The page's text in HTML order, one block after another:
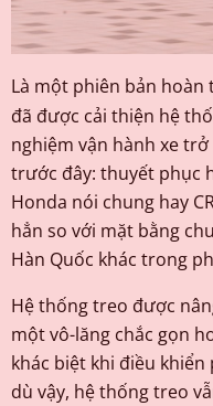
Là một phiên bản hoàn
đã được cải thiện hệ
nghiệm vận hành xe
trước đây: thuyết phục
Honda nói chung hay
hẳn so với mặt bằng
Hàn Quốc khác trong
Hệ thống treo được
một vô-lăng chắc gọn
khác biệt khi điều
dù vậy, hệ thống treo